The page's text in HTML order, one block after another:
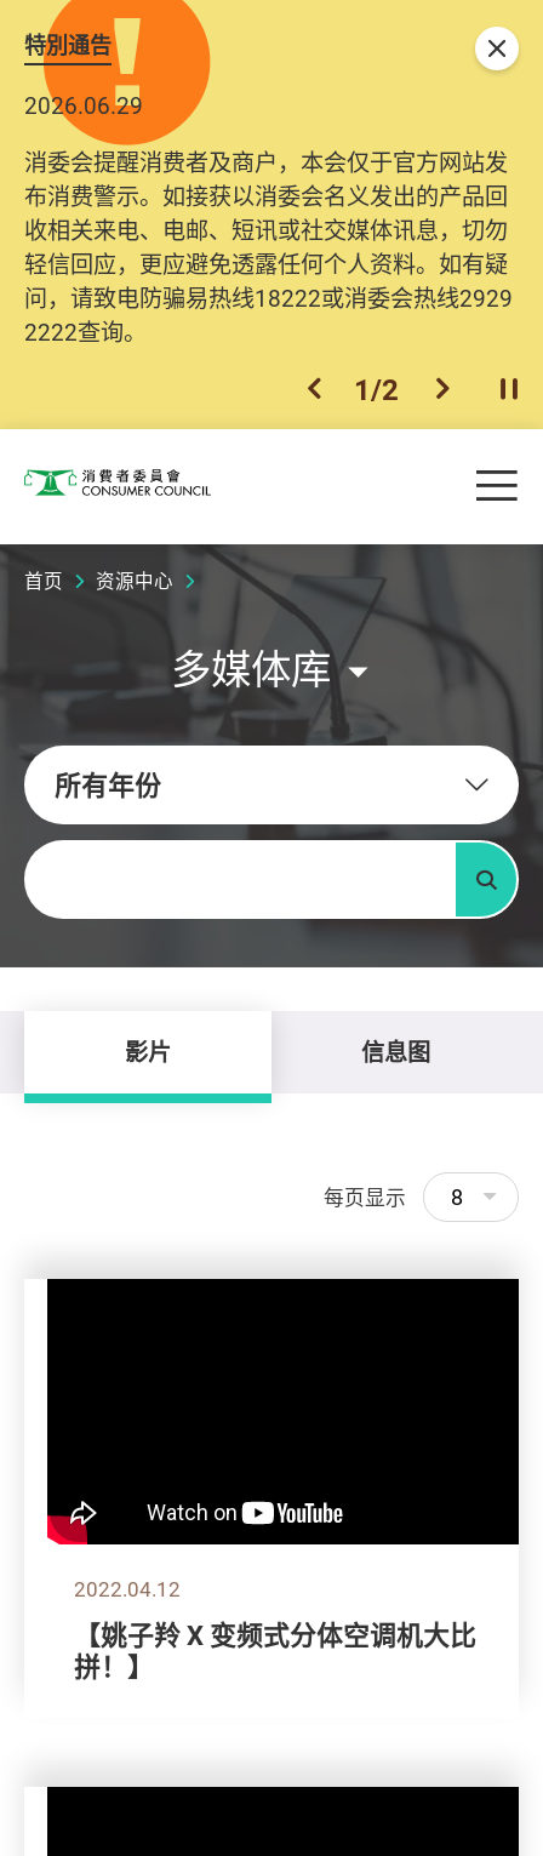
特別通告
2026.06.29
消委会提醒消费者及商户，本会仅于官方网站发
布消费警示。如接获以消委会名义发出的产品回
收相关来电、电邮、短讯或社交媒体讯息，切勿
轻信回应，更应避免透露任何个人资料。如有疑
问，请致电防骗易热线18222或消委会热线2929
2222查询。
2025.10.31
为提升使用者体验及网络安全，本会的投诉处理
系统已经进行升级及推出新功能。由2025年11月
10日起，消费者需要提供基本联络资料（包括姓
名、电邮及电话）注册帐户，才可提交投诉、查
询及建议。所有提交纪录将清晰整合于帐户中，
方便日后作出跟进。
上一个
2/2 下一个开
关闭
消费者委员会 目
首页 资源中心
多媒体库
所有年份
关键字
搜寻
影片 信息图
每页显示 8
2022.04.12
【姚子羚 X 变频式分体空调机大比
拼！】